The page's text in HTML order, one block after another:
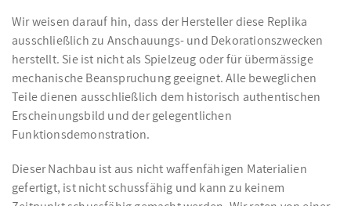
Wir weisen darauf hin, dass der Hersteller diese Replika
ausschließlich zu Anschauungs- und Dekorationszwecken
herstellt. Sie ist nicht als Spielzeug oder für übermässige
mechanische Beanspruchung geeignet. Alle beweglichen
Teile dienen ausschließlich dem historisch authentischen
Erscheinungsbild und der gelegentlichen
Funktionsdemonstration.
Dieser Nachbau ist aus nicht waffenfähigen Materialien
gefertigt, ist nicht schussfähig und kann zu keinem